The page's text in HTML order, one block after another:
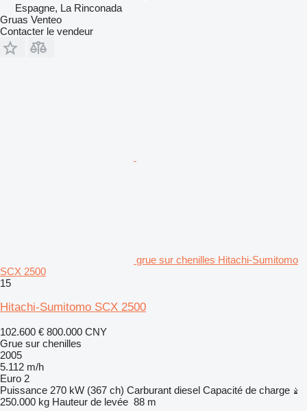
Espagne, La Rinconada
Gruas Venteo
Contacter le vendeur
grue sur chenilles Hitachi-Sumitomo
SCX 2500
15
Hitachi-Sumitomo SCX 2500
102.600 € 800.000 CNY
Grue sur chenilles
2005
5.112 m/h
Euro 2
Puissance 270 kW (367 ch) Carburant diesel Capacité de charge
250.000 kg Hauteur de levée 88 m